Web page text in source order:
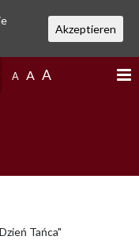
A A A
Tańca"
Akzeptieren